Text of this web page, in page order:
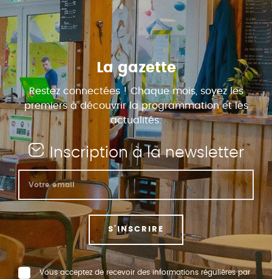
La gazette
Restez connectées ! Chaque mois, soyez les
premiers à découvrir la programmation et les
actualités.
Inscription à la newsletter
S'INSCRIRE
Vous acceptez de recevoir des informations régulières par